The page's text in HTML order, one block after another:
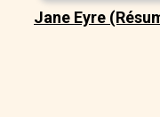
Jane Eyre